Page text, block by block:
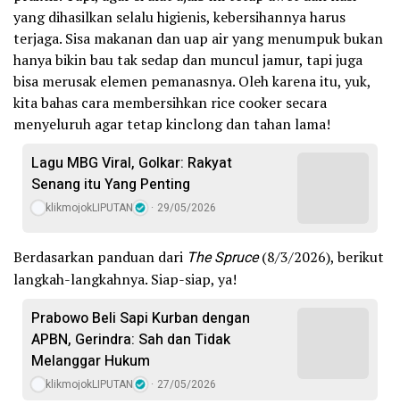
yang dihasilkan selalu higienis, kebersihannya harus
terjaga. Sisa makanan dan uap air yang menumpuk bukan
hanya bikin bau tak sedap dan muncul jamur, tapi juga
bisa merusak elemen pemanasnya. Oleh karena itu, yuk,
kita bahas cara membersihkan rice cooker secara
menyeluruh agar tetap kinclong dan tahan lama!
Lagu MBG Viral, Golkar: Rakyat
Senang itu Yang Penting
klikmojokLIPUTAN 29/05/2026
Berdasarkan panduan dari The Spruce(8/3/2026), berikut
langkah-langkahnya. Siap-siap, ya!
Prabowo Beli Sapi Kurban dengan
APBN, Gerindra: Sah dan Tidak
Melanggar Hukum
klikmojokLIPUTAN 27/05/2026